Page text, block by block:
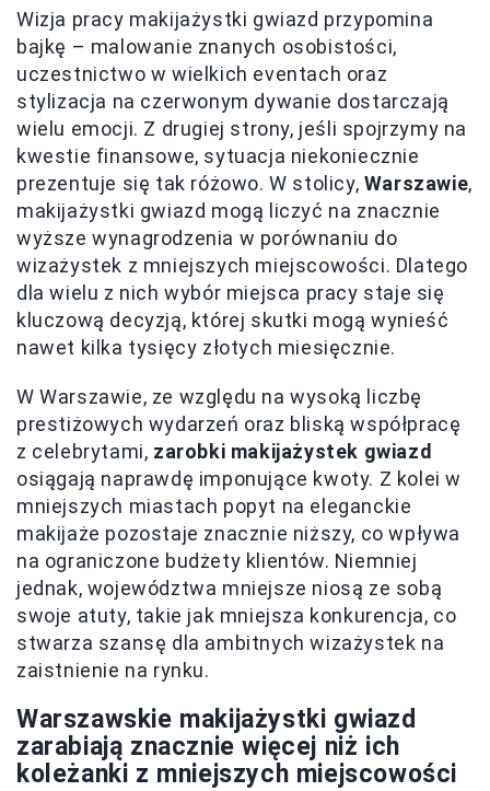
Wizja pracy makijażystki gwiazd przypomina
bajkę – malowanie znanych osobistości,
uczestnictwo w wielkich eventach oraz
stylizacja na czerwonym dywanie dostarczają
wielu emocji. Z drugiej strony, jeśli spojrzymy na
kwestie finansowe, sytuacja niekoniecznie
prezentuje się tak różowo. W stolicy, Warszawie,
makijażystki gwiazd mogą liczyć na znacznie
wyższe wynagrodzenia w porównaniu do
wizażystek z mniejszych miejscowości. Dlatego
dla wielu z nich wybór miejsca pracy staje się
kluczową decyzją, której skutki mogą wynieść
nawet kilka tysięcy złotych miesięcznie.
W Warszawie, ze względu na wysoką liczbę
prestiżowych wydarzeń oraz bliską współpracę
z celebrytami, zarobki makijażystek gwiazd
osiągają naprawdę imponujące kwoty. Z kolei w
mniejszych miastach popyt na eleganckie
makijaże pozostaje znacznie niższy, co wpływa
na ograniczone budżety klientów. Niemniej
jednak, województwa mniejsze niosą ze sobą
swoje atuty, takie jak mniejsza konkurencja, co
stwarza szansę dla ambitnych wizażystek na
zaistnienie na rynku.
Warszawskie makijażystki gwiazd
zarabiają znacznie więcej niż ich
koleżanki z mniejszych miejscowości